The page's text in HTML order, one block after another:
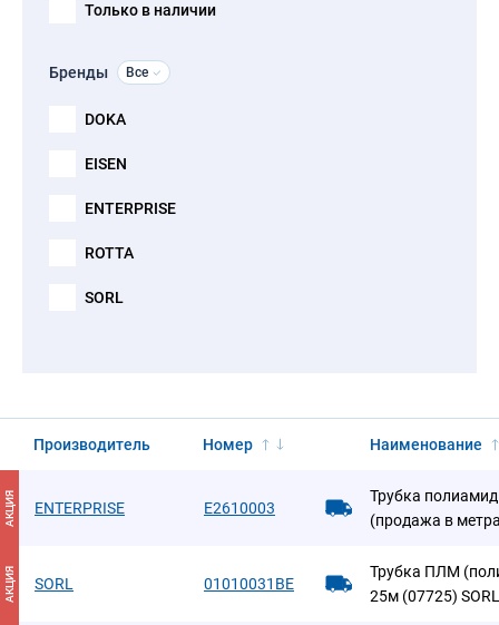
Только в наличии
Бренды Все
DOKA
EISEN
ENTERPRISE
ROTTA
SORL
Производитель Номер Наименование
АКЦИЯ ENTERPRISE E2610003
Трубка
(продажа в
АКЦИЯ SORL 01010031BE
Трубка ПЛМ
25м (07725) SORL